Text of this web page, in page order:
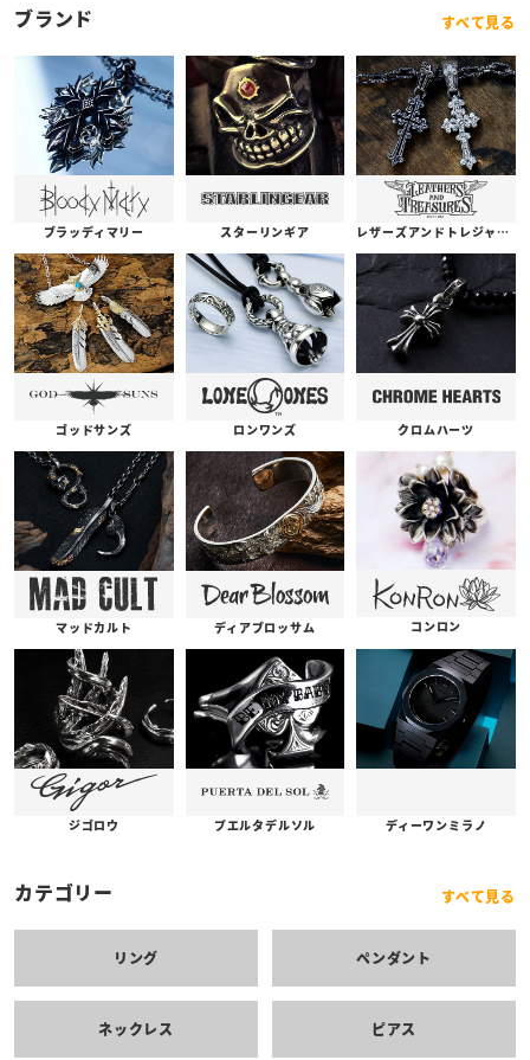
ブランド すべて見る
ブラッディマリー スターリンギア レザーズアンドトレジャーズ
ゴッドサンズ ロンワンズ クロムハーツ
マッドカルト ディアブロッサム コンロン
ジゴロウ プエルタデルソル ディーワンミラノ
カテゴリー すべて見る
リング ペンダント
ネックレス ピアス